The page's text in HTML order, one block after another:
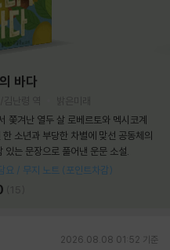
바다
쫓겨난 열두 살 로베르토와 멕시코계
소년과 부당한 차별에 맞선 공동체의
는 문장으로 풀어낸 운문 소설.
요 / 무지 노트 (포인트차감)
2026.08.08 01:52 기준